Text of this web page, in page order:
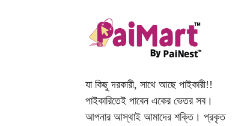
যা কিছু দরকারী, সাথে আছে পাইকারী!!
পাইকারিতেই পাবেন একের ভেতর সব।
আপনার আস্থাই আমাদের শক্তি। প্রকৃত